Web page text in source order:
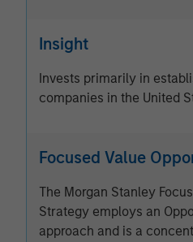
Insight
Invests primarily in
companies in the United
Focused Value
The Morgan Stanley
Strategy employs an
approach and is a